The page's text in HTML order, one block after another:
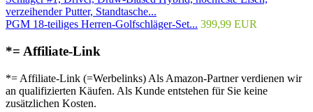
PGM 18-teiliges Herren-Golfschläger-Set... 399,99 EUR
*= Affiliate-Link
*= Affiliate-Link (=Werbelinks) Als Amazon-Partner verdienen wir
an qualifizierten Käufen. Als Kunde entstehen für Sie keine
zusätzlichen Kosten.